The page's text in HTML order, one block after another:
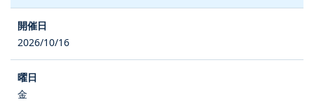
2026/10/16
金